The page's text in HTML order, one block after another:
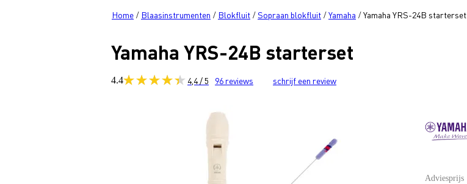
Home / Blaasinstrumenten / Blokfluit /Sopraan blokfluit /Yamaha /Yamaha YRS-24B starterset
Yamaha YRS-24B starterset
4.4 4,4 / 5 96reviews schrijf een review
Adviesprijs